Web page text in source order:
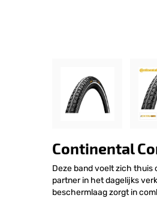
Continental
Deze band voelt zich thuis
partner in het dagelijks
beschermlaag zorgt in